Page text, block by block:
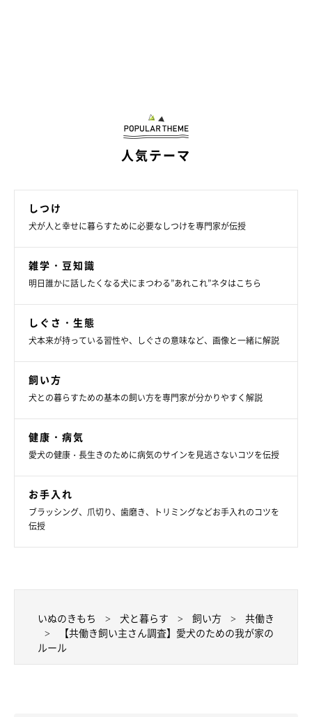
いうエピソード！
・「気がついたほうがすぐやる！」
・「世話については気づいた者が対応し、ルールや役割分担は決
めないようにしています」
・「気づいた人がお世話する。子ども含め、家族全員でする」
・「『ご飯の時間』『散歩の時間』を優先に、できる人が率先し
てやります」
人気テーマ
しつけ
犬が人と幸せに暮らすために必要なしつけを専門家が伝授
雑学・豆知識
明日誰かに話したくなる犬にまつわる”あれこれ”ネタはこちら
しぐさ・生態
犬本来が持っている習性や、しぐさの意味など、画像と一緒に解説
飼い方
犬との暮らすための基本の飼い方を専門家が分かりやすく解説
健康・病気
愛犬の健康・長生きのために病気のサインを見逃さないコツを伝授
お手入れ
ブラッシング、爪切り、歯磨き、トリミングなどお手入れのコツを
伝授
いぬのきもち 犬と暮らす 飼い方
共働き
【共働き飼い主さん調査】愛犬のための我が家の
ルール